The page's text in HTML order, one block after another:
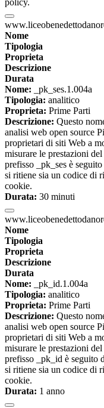
policy.
Nome
Tipologia
Proprieta
Descrizione
Durata
Nome: _pk_ses.1.004a
Tipologia: analitico
Proprieta: Prime Parti
Descrizione: Questo
analisi web open source
proprietari di siti Web a
misurare le prestazioni
prefisso _pk_ses è
si ritiene sia un codice di
cookie.
Durata: 30 minuti
Nome
Tipologia
Proprieta
Descrizione
Durata
Nome: _pk_id.1.004a
Tipologia: analitico
Proprieta: Prime Parti
Descrizione: Questo
analisi web open source
proprietari di siti Web a
misurare le prestazioni
prefisso _pk_id è seguito
si ritiene sia un codice di
cookie.
Durata: 1 anno